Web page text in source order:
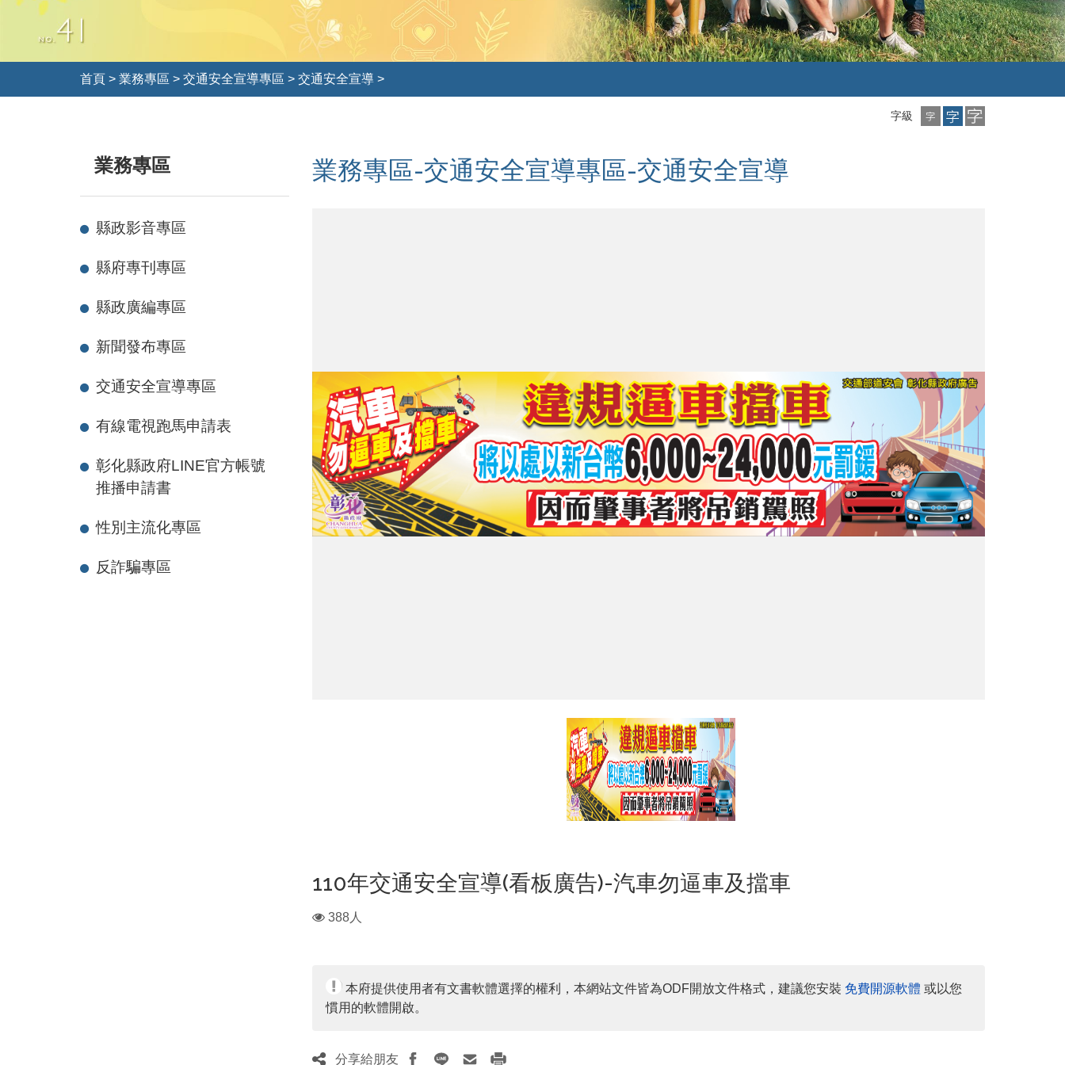
首頁 >業務專區 >交通安全宣導專區 >交通安全宣導 >
字級
小
字
中
字
大
字
業務專區
縣政影音專區
縣府專刊專區
縣政廣編專區
新聞發布專區
交通安全宣導專區
有線電視跑馬申請表
彰化縣政府LINE官方帳號
推播申請書
性別主流化專區
反詐騙專區
業務專區-交通安全宣導專區-交通安全宣導
110年交通安全宣導(看板廣告)-汽車勿逼車及擋車
瀏
388人
本府提供使用者有文書軟體選擇的權利，本網站文件皆為ODF開放文件格式，建議您安裝 免費開源軟體 或以您
慣用的軟體開啟。
分享給朋友